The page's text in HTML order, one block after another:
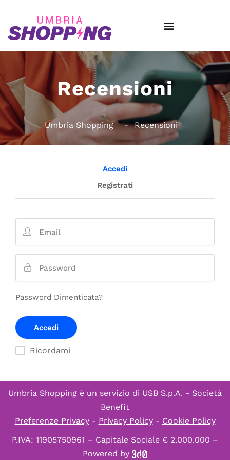
Recensioni
Umbria Shopping Recensioni
Accedi
Registrati
Password Dimenticata?
Ricordami
Umbria Shopping è un servizio di USB S.p.A. - Società
Benefit
Preferenze Privacy- Privacy Policy- Cookie Policy
P.IVA: 11905750961 – Capitale Sociale € 2.000.000 –
Powered by